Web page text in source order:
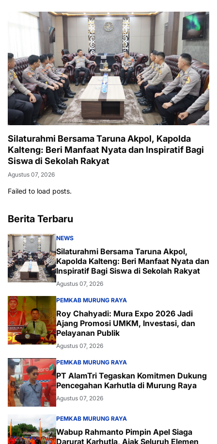
Silaturahmi Bersama Taruna Akpol, Kapolda
Kalteng: Beri Manfaat Nyata dan Inspiratif Bagi
Siswa di Sekolah Rakyat
Agustus 07, 2026
Failed to load posts.
Berita Terbaru
NEWS
Silaturahmi Bersama Taruna Akpol,
Kapolda Kalteng: Beri Manfaat Nyata dan
Inspiratif Bagi Siswa di Sekolah Rakyat
Agustus 07, 2026
PEMKAB MURUNG RAYA
Roy Chahyadi: Mura Expo 2026 Jadi
Ajang Promosi UMKM, Investasi, dan
Pelayanan Publik
Agustus 07, 2026
PEMKAB MURUNG RAYA
PT AlamTri Tegaskan Komitmen Dukung
Pencegahan Karhutla di Murung Raya
Agustus 07, 2026
PEMKAB MURUNG RAYA
Wabup Rahmanto Pimpin Apel Siaga
Darurat Karhutla, Ajak Seluruh Elemen